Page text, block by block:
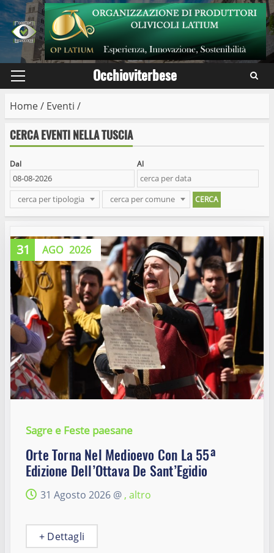
Skip
to
content
Primary
Occhioviterbese
Home/ Eventi /
CERCA EVENTI NELLA TUSCIA
Dal Al
cerca per tipologia cerca per comune
31 AGO 2026
Sagre e Feste paesane
Orte Torna Nel Medioevo Con La 55ª
Edizione Dell’Ottava De Sant’Egidio
31 Agosto 2026 @, altro
+ Dettagli